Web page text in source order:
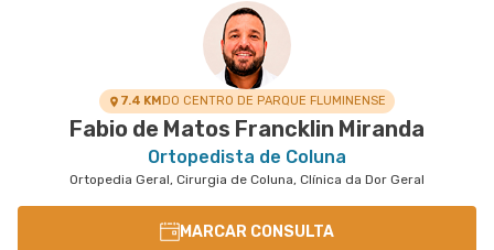
7.4 KMDO CENTRO DE PARQUE FLUMINENSE
Fabio de Matos Francklin Miranda
Ortopedista de Coluna
Ortopedia Geral, Cirurgia de Coluna, Clínica da Dor Geral
MARCAR CONSULTA